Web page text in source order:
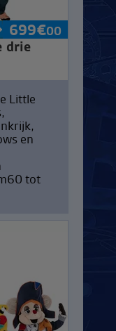
699€00
drie
Little
en
tot